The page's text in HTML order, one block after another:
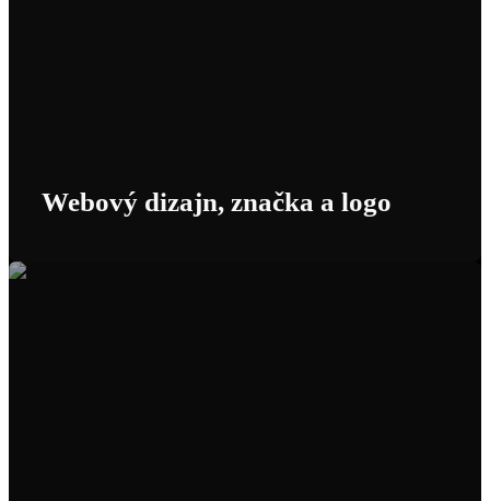
Webový dizajn, značka a logo